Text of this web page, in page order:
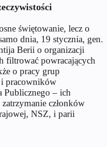
świętowanie, lecz o
dnia, 19 stycznia, gen.
Berii o organizacji
filtrować powracających
o pracy grup
i pracowników
Publicznego – ich
członków
NSZ, i parii